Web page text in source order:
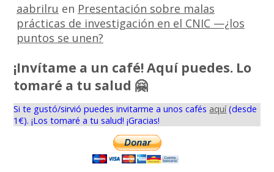
aabrilru en Presentación sobre malas
prácticas de investigación en el CNIC —¿los
puntos se unen?
¡Invítame a un café! Aquí puedes. Lo
tomaré a tu salud 🤗
Si te gustó/sirvió puedes invitarme a unos cafés aquí(desde
1€). ¡Los tomaré a tu salud! ¡Gracias!